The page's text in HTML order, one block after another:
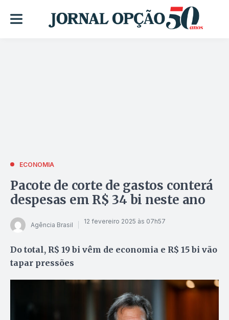
ECONOMIA
Pacote de corte de gastos conterá
despesas em R$ 34 bi neste ano
Agência Brasil 12 fevereiro 2025 às 07h57
Do total, R$ 19 bi vêm de economia e R$ 15 bi vão
tapar pressões